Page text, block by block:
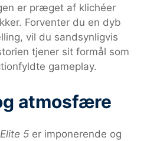
er præget af klichéer
Forventer du en dyb
vil du sandsynligvis
tjener sit formål som
gameplay.
atmosfære
5 er imponerende og